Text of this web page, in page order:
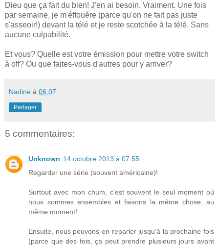
Dieu que ça fait du bien! J'en ai besoin. Vraiment. Une fois
par semaine, je m'éffouère (parce qu'on ne fait pas juste
s'asseoir!) devant la télé et je reste scotchée à la télé. Sans
aucune culpabilité.
Et vous? Quelle est votre émission pour mettre votre switch
à off? Ou que faites-vous d'autres pour y arriver?
Nadine à 06:07
Partager
5 commentaires:
Unknown 14 octobre 2013 à 07:55
Regarder une série (souvent américaine)!
Surtout avec mon chum, c'est souvent le seul moment où
nous sommes ensembles et faisons la même chose, au
même moment!
Ensuite, nous pouvons en reparler jusqu'à la prochaine fois
(parce que des fois, ça peut prendre plusieurs jours avant